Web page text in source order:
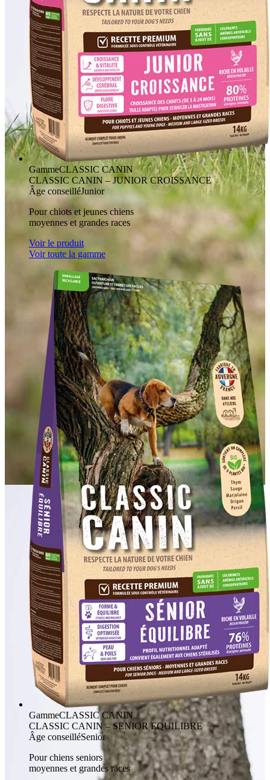
GammeCLASSIC CANIN
CLASSIC CANIN – JUNIOR CROISSANCE
Âge conseilléJunior
Pour chiots et jeunes chiens
moyennes et grandes races
Voir le produit
Voir toute la gamme
GammeCLASSIC CANIN
CLASSIC CANIN – SENIOR EQUILIBRE
Âge conseilléSenior
Pour chiens seniors
moyennes et grandes races